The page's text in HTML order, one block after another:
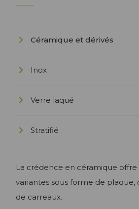
Céramique et dérivés
Inox
Verre laqué
Stratifié
La crédence en céramique
variantes sous forme de plaque,
de carreaux.